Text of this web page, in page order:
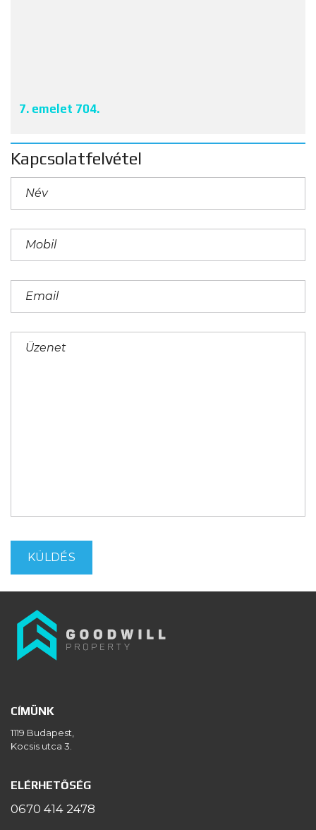
7. emelet 704.
Kapcsolatfelvétel
CÍMÜNK
1119 Budapest,
Kocsis utca 3.
ELÉRHETŐSÉG
0670 414 2478